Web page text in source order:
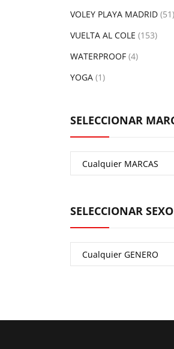
VOLEY PLAYA MADRID (51)
VUELTA AL COLE (153)
WATERPROOF (4)
YOGA (1)
SELECCIONAR
SELECCIONAR SEXO